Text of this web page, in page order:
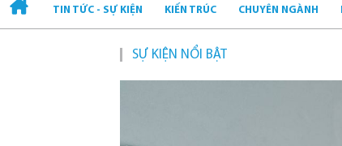
TIN TỨC - SỰ KIỆN KIẾN TRÚC CHUYÊN NGÀNH
SỰ KIỆN NỔI BẬT